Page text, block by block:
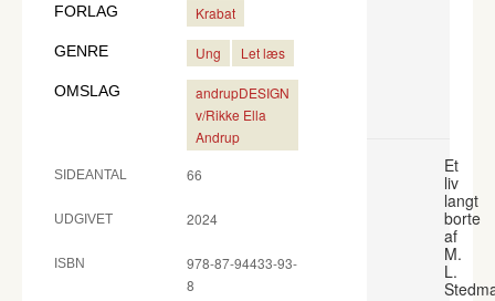
FORLAG Krabat
GENRE Ung Let læs
OMSLAG
andrupDESIGN
v/Rikke Ella
Andrup
SIDEANTAL 66
UDGIVET 2024
ISBN
978-87-94433-93-
8
Et
liv
langt
borte
af
M.
L.